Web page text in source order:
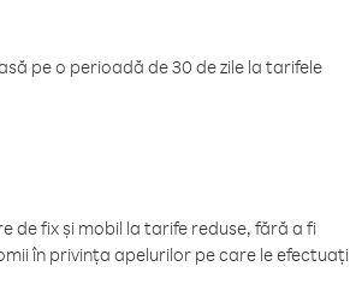
pe o perioadă de 30 de zile la tarifele
de fix și mobil la tarife reduse, fără a fi
în privința apelurilor pe care le efectuați